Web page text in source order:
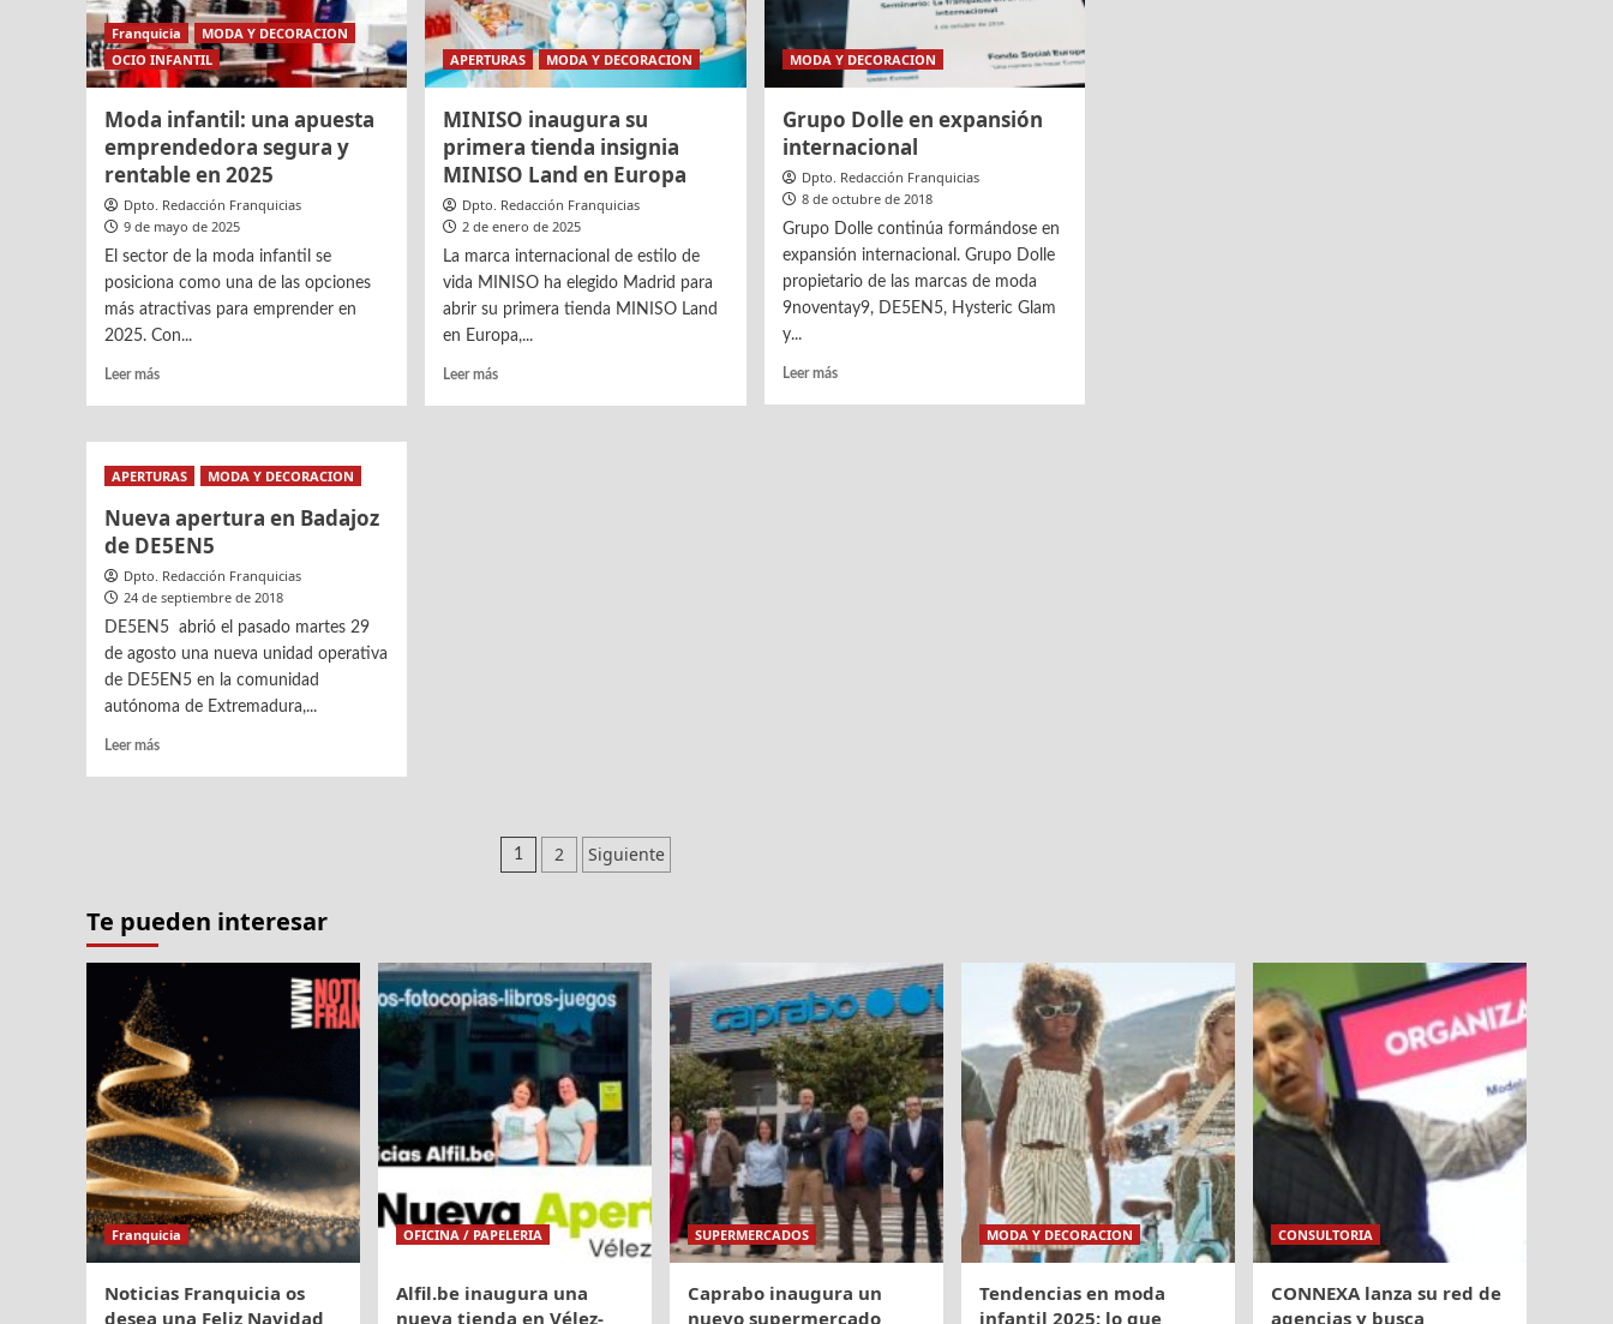
para
el
éxito
en
España
rural
Franquicia
MODA Y DECORACION
OCIO INFANTIL
Moda infantil: una apuesta
emprendedora segura y
rentable en 2025
Dpto. Redacción Franquicias
9 de mayo de 2025
El sector de la moda infantil se
posiciona como una de las opciones
más atractivas para emprender en
2025. Con...
Leer másLeer
Moda
una
emprendedora
segura
y
rentable
en
2025
APERTURAS MODA Y DECORACION
MINISO inaugura su
primera tienda insignia
MINISO Land en Europa
Dpto. Redacción Franquicias
2 de enero de 2025
La marca internacional de estilo de
vida MINISO ha elegido Madrid para
abrir su primera tienda MINISO Land
en Europa,...
Leer másLeer
MODA Y DECORACION
Grupo Dolle en expansión
internacional
Dpto. Redacción Franquicias
8 de octubre de 2018
Grupo Dolle continúa formándose en
expansión internacional. Grupo Dolle
propietario de las marcas de moda
9noventay9, DE5EN5, Hysteric Glam
y...
Leer másLeer
APERTURAS MODA Y DECORACION
Nueva apertura en Badajoz
de DE5EN5
Dpto. Redacción Franquicias
24 de septiembre de 2018
DE5EN5 abrió el pasado martes 29
de agosto una nueva unidad operativa
de DE5EN5 en la comunidad
autónoma de Extremadura,...
Leer másLeer
DE5EN5
Paginación
1 2 Siguiente
Te pueden interesar
Franquicia
Noticias Franquicia os
desea una Feliz Navidad
OFICINA / PAPELERIA
Alfil.be inaugura una
nueva tienda en Vélez-
SUPERMERCADOS
Caprabo inaugura un
nuevo supermercado
MODA Y DECORACION
Tendencias en moda
infantil 2025: lo que
CONSULTORIA
CONNEXA lanza su red de
agencias y busca